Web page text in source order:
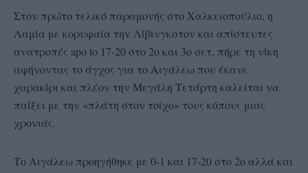
Στον πρώτο τελικό παραμονής στο Χαλκειοπούλιο, η
Λαμία με κορυφαία την Λίβινγκστον και απίστευτες
ανατροπές apo to 17-20 στο 2o και 3ο σετ, πήρε τη νίκη
αφήνοντας το άγχος για το Αιγάλεω που έκανε
χαρακίρι και πλέον την Μεγάλη Τετάρτη καλείται να
παίξει με την «πλάτη στον τοίχο» τους κόπους μιας
χρονιάς.
Το Αιγάλεω προηγήθηκε με 0-1 και 17-20 στο 2ο αλλά και